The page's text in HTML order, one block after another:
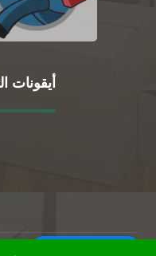
أيقونات